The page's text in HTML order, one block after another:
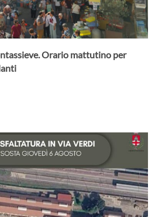
Orario mattutino per